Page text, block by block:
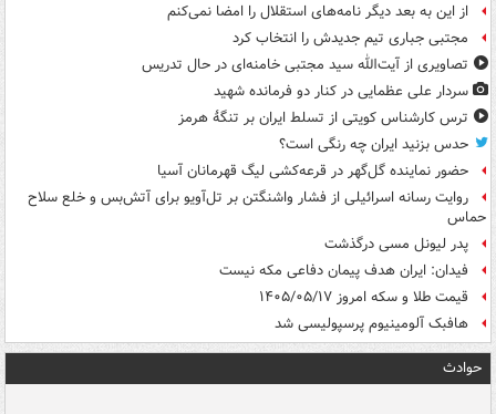
از این به بعد دیگر نامه‌های استقلال را امضا نمی‌کنم
مجتبی جباری تیم جدیدش را انتخاب کرد
تصاویری از آیت‌الله سید مجتبی خامنه‌ای در حال تدریس
سردار علی عظمایی در کنار دو فرمانده شهید
ترس کارشناس کویتی از تسلط ایران بر تنگۀ هرمز
حدس بزنید ایران چه رنگی است؟
حضور نماینده گل‌گهر در قرعه‌کشی لیگ قهرمانان آسیا
روایت رسانه اسرائیلی از فشار واشنگتن بر تل‌آویو برای آتش‌بس و خلع سلاح
حماس
پدر لیونل مسی درگذشت
فیدان: ایران هدف پیمان دفاعی مکه نیست
قیمت طلا و سکه امروز ۱۴۰۵/۰۵/۱۷
هافبک آلومینیوم پرسپولیسی شد
حوادث